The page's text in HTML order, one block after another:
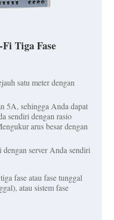
Tiga Fase
satu meter dengan
5A, sehingga Anda dapat
sendiri dengan rasio
arus besar dengan
server Anda sendiri
fase atau fase tunggal
atau sistem fase